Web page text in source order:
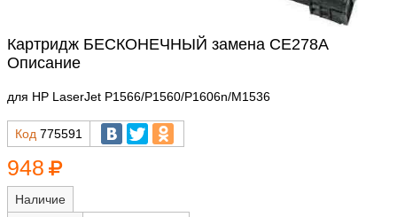
Картридж БЕСКОНЕЧНЫЙ замена CE278A
Описание
для HP LaserJet P1566/P1560/P1606n/M1536
Код 775591
948
Наличие